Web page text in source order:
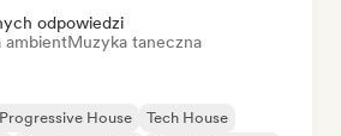
odpowiedzi
ambientMuzyka taneczna
House
Tech House